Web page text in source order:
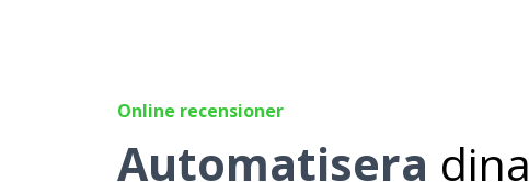
Online recensioner
Automatisera dina